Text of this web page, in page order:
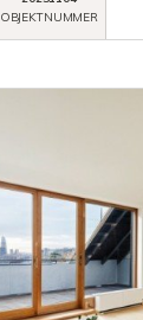
OBJEKTNUMMER